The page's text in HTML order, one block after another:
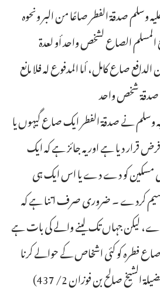
وسلم صدقة الفطر صاعًا من البر ونحوه
الصاع لشخص واحد أو لعدة
صاع كامل، أما المدفوع له فلا مانع
شخص واحد
وسلم نے صدقۃ الفطر ایک صاع گیہوں یا
قرار دیا ہے اور یہ جائز ہے کہ ایک
مسکین کو دے دے یا اس ایک ہی
کردے ۔ ضروری صرف اتنا ہے کہ
لیکن جہاں تک لینے والے کی بات ہے
فطرہ کو کئی اشخاص کے حوالے کرنا
صالح بن فوزان 2/ 437)